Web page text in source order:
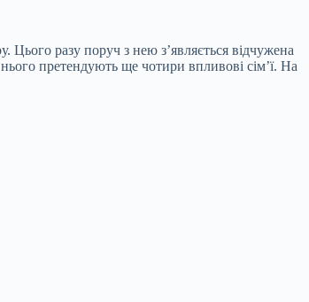
разу поруч з нею з’являється відчужена
претендують ще чотири впливові сім’ї. На